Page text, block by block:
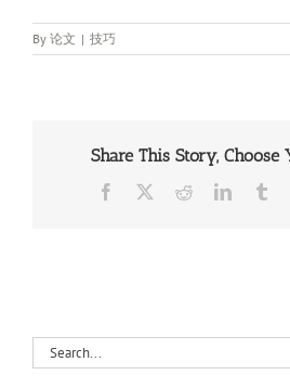
By 论文 | 技巧
Share This Story, Choose
Facebook RedditLinkedIn
Search
for: